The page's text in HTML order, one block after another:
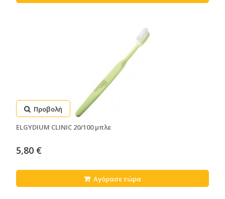
Προβολή
ELGYDIUM CLINIC 20/100 μπλε
5,80 €
Αγόρασε τώρα